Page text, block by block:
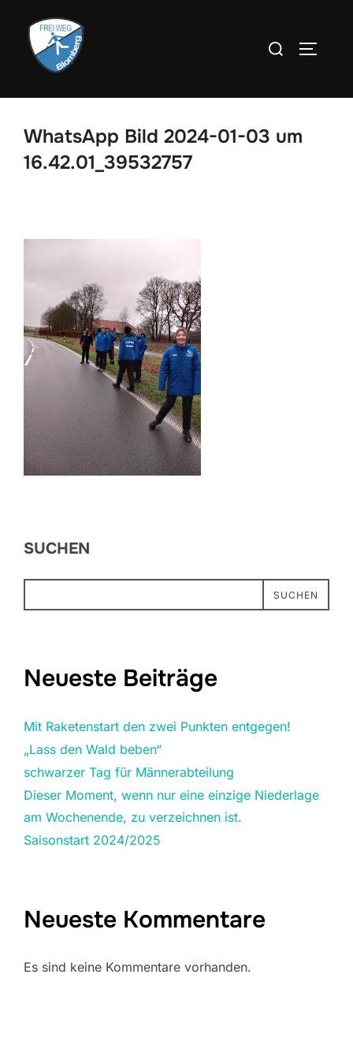
Inhalt
springen
Suchen
WhatsApp Bild 2024-01-03 um
16.42.01_39532757
SUCHEN
SUCHEN
Neueste Beiträge
Mit Raketenstart den zwei Punkten entgegen!
„Lass den Wald beben“
schwarzer Tag für Männerabteilung
Dieser Moment, wenn nur eine einzige Niederlage
am Wochenende, zu verzeichnen ist.
Saisonstart 2024/2025
Neueste Kommentare
Es sind keine Kommentare vorhanden.